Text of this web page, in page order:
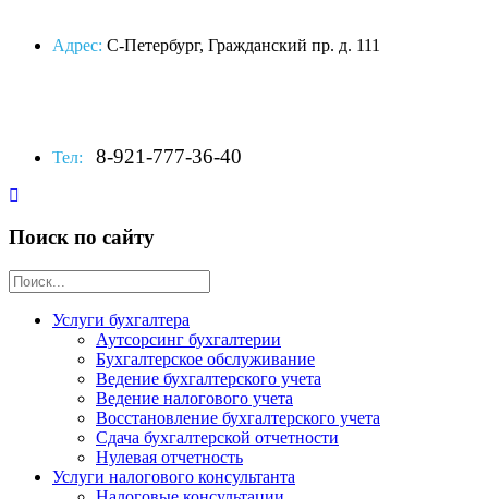
Адрес: С-Петербург, Гражданский пр. д. 111
Тел: 8-921-777-36-40
Поиск по сайту
Услуги бухгалтера
Аутсорсинг бухгалтерии
Бухгалтерское обслуживание
Ведение бухгалтерского учета
Ведение налогового учета
Восстановление бухгалтерского учета
Сдача бухгалтерской отчетности
Нулевая отчетность
Услуги налогового консультанта